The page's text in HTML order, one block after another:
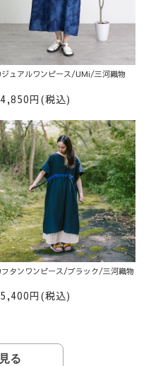
ジュアルワンピース/UMi/三河織物
円(税込)
フタンワンピース/ブラック/三河織物
円(税込)
る